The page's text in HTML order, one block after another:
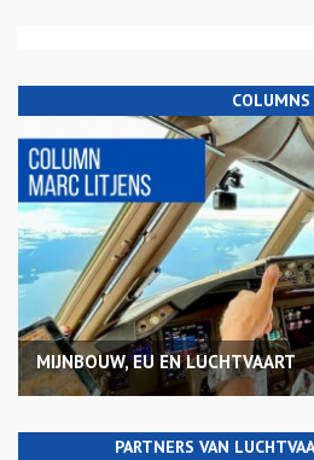
COLUMNS
MIJNBOUW, EU EN LUCHTVAART
PARTNERS VAN